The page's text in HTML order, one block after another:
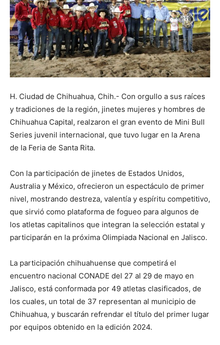
H. Ciudad de Chihuahua, Chih.- Con orgullo a sus raíces
y tradiciones de la región, jinetes mujeres y hombres de
Chihuahua Capital, realzaron el gran evento de Mini Bull
Series juvenil internacional, que tuvo lugar en la Arena
de la Feria de Santa Rita.
Con la participación de jinetes de Estados Unidos,
Australia y México, ofrecieron un espectáculo de primer
nivel, mostrando destreza, valentía y espíritu competitivo,
que sirvió como plataforma de fogueo para algunos de
los atletas capitalinos que integran la selección estatal y
participarán en la próxima Olimpiada Nacional en Jalisco.
La participación chihuahuense que competirá el
encuentro nacional CONADE del 27 al 29 de mayo en
Jalisco, está conformada por 49 atletas clasificados, de
los cuales, un total de 37 representan al municipio de
Chihuahua, y buscarán refrendar el título del primer lugar
por equipos obtenido en la edición 2024.